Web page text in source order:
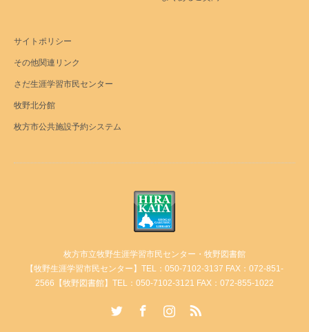
サイトポリシー
その他関連リンク
さだ生涯学習市民センター
牧野北分館
枚方市公共施設予約システム
枚方市立牧野生涯学習市民センター・牧野図書館
【牧野生涯学習市民センター】TEL：050-7102-3137 FAX：072-851-
2566【牧野図書館】TEL：050-7102-3121 FAX：072-855-1022